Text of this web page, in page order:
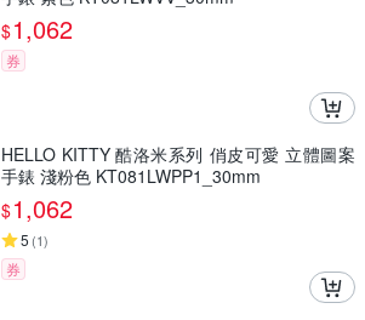
$1,062
券
HELLO KITTY 酷洛米系列 俏皮可愛 立體圖案
手錶 淺粉色 KT081LWPP1_30mm
$1,062
5 (1)
券